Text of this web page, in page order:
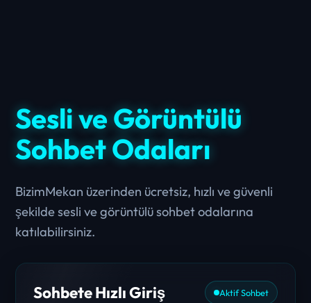
Sesli ve Görüntülü
Sohbet Odaları
BizimMekan üzerinden ücretsiz, hızlı ve güvenli
şekilde sesli ve görüntülü sohbet odalarına
katılabilirsiniz.
Sohbete Hızlı Giriş Aktif Sohbet